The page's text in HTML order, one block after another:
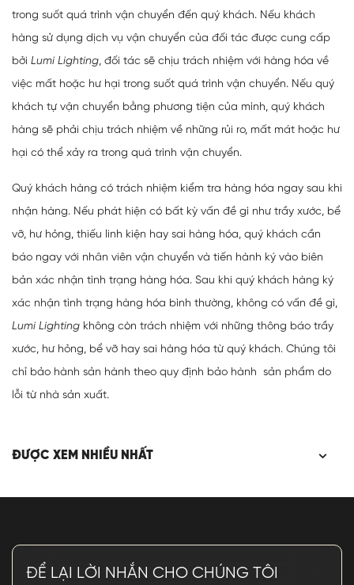
trong suốt quá trình vận chuyển đến quý khách. Nếu khách
hàng sử dụng dịch vụ vận chuyển của đối tác được cung cấp
bởi Lumi Lighting, đối tác sẽ chịu trách nhiệm với hàng hóa về
việc mất hoặc hư hại trong suốt quá trình vận chuyển. Nếu quý
khách tự vận chuyển bằng phương tiện của mình, quý khách
hàng sẽ phải chịu trách nhiệm về những rủi ro, mất mát hoặc hư
hại có thể xảy ra trong quá trình vận chuyển.
Quý khách hàng có trách nhiệm kiểm tra hàng hóa ngay sau khi
nhận hàng. Nếu phát hiện có bất kỳ vấn đề gì như trầy xước, bể
vỡ, hư hỏng, thiếu linh kiện hay sai hàng hóa, quý khách cần
báo ngay với nhân viên vận chuyển và tiến hành ký vào biên
bản xác nhận tình trạng hàng hóa. Sau khi quý khách hàng ký
xác nhận tình trạng hàng hóa bình thường, không có vấn đề gì,
Lumi Lighting không còn trách nhiệm với những thông báo trầy
xước, hư hỏng, bể vỡ hay sai hàng hóa từ quý khách. Chúng tôi
chỉ bảo hành sản hành theo quy định bảo hành sản phẩm do
lỗi từ nhà sản xuất.
ĐƯỢC XEM NHIỀU NHẤT
ĐỂ LẠI LỜI NHẮN CHO CHÚNG TÔI